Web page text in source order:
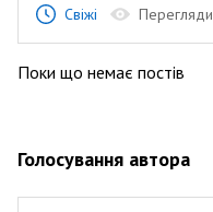
Свіжі Перегляди
Поки що немає постів
Голосування автора